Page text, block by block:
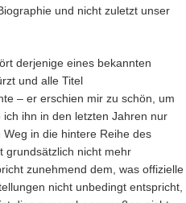
und nicht zuletzt unser
derjenige eines bekannten
und alle Titel
– er erschien mir zu schön, um
ihn in den letzten Jahren nur
in die hintere Reihe des
grundsätzlich nicht mehr
zunehmend dem, was offizielle
nicht unbedingt entspricht,